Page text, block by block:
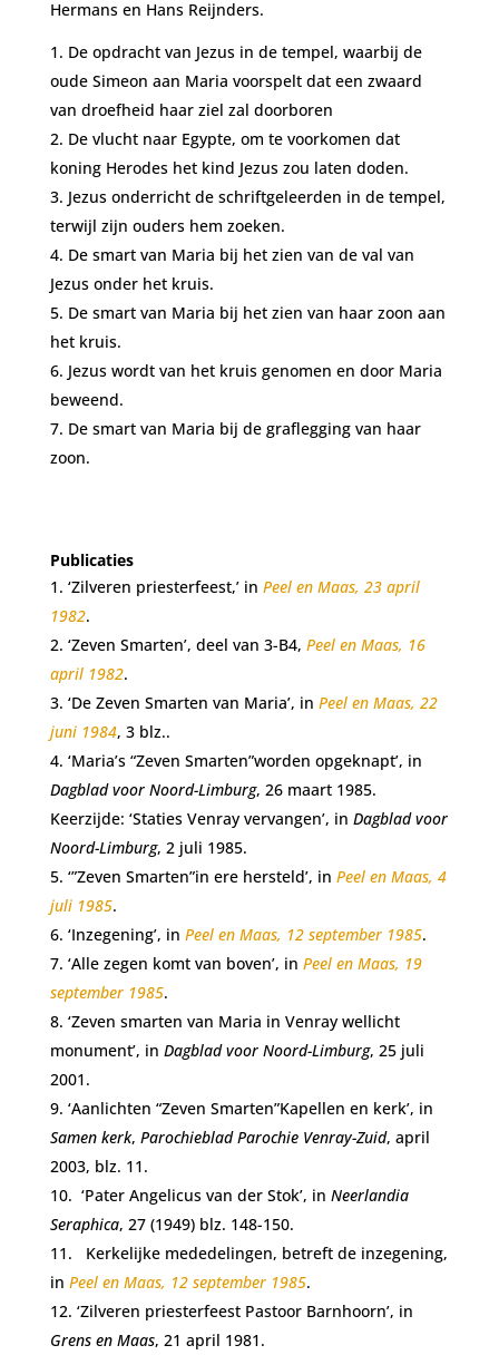
Hermans en Hans Reijnders.
De opdracht van Jezus in de tempel, waarbij de
oude Simeon aan Maria voorspelt dat een zwaard
van droefheid haar ziel zal doorboren
De vlucht naar Egypte, om te voorkomen dat
koning Herodes het kind Jezus zou laten doden.
Jezus onderricht de schriftgeleerden in de tempel,
terwijl zijn ouders hem zoeken.
De smart van Maria bij het zien van de val van
Jezus onder het kruis.
De smart van Maria bij het zien van haar zoon aan
het kruis.
Jezus wordt van het kruis genomen en door Maria
beweend.
De smart van Maria bij de graflegging van haar
zoon.
Publicaties
‘Zilveren priesterfeest,’ in Peel en Maas, 23 april
1982.
‘Zeven Smarten’, deel van 3-B4, Peel en Maas, 16
april 1982.
‘De Zeven Smarten van Maria’, in Peel en Maas, 22
juni 1984, 3 blz..
‘Maria’s “Zeven Smarten”worden opgeknapt’, in
Dagblad voor Noord-Limburg, 26 maart 1985.
Keerzijde: ‘Staties Venray vervangen’, in Dagblad voor
Noord-Limburg, 2 juli 1985.
‘”Zeven Smarten”in ere hersteld’, in Peel en Maas, 4
juli 1985.
‘Inzegening’, in Peel en Maas, 12 september 1985.
‘Alle zegen komt van boven’, in Peel en Maas, 19
september 1985.
‘Zeven smarten van Maria in Venray wellicht
monument’, in Dagblad voor Noord-Limburg, 25 juli
2001.
‘Aanlichten “Zeven Smarten”Kapellen en kerk’, in
Samen kerk, Parochieblad Parochie Venray-Zuid, april
2003, blz. 11.
‘Pater Angelicus van der Stok’, in Neerlandia
Seraphica, 27 (1949) blz. 148-150.
Kerkelijke mededelingen, betreft de inzegening,
in Peel en Maas, 12 september 1985.
‘Zilveren priesterfeest Pastoor Barnhoorn’, in
Grens en Maas, 21 april 1981.